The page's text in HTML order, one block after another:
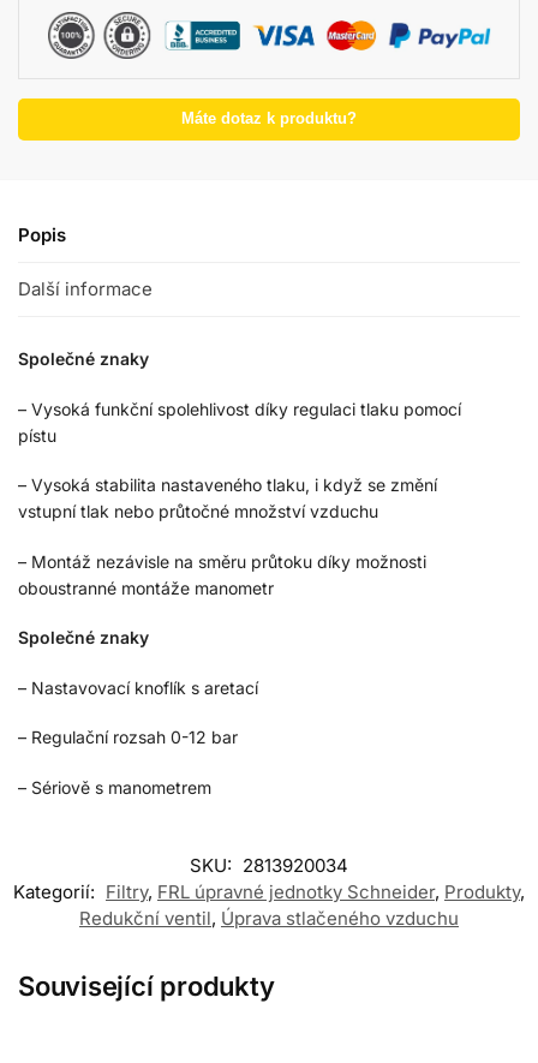
Máte dotaz k produktu?
Popis
Další informace
Společné znaky
– Vysoká funkční spolehlivost díky regulaci tlaku pomocí
pístu
– Vysoká stabilita nastaveného tlaku, i když se změní
vstupní tlak nebo průtočné množství vzduchu
– Montáž nezávisle na směru průtoku díky možnosti
oboustranné montáže manometr
Společné znaky
– Nastavovací knoflík s aretací
– Regulační rozsah 0-12 bar
– Sériově s manometrem
SKU: 2813920034
Kategorií: Filtry, FRL úpravné jednotky Schneider, Produkty,
Redukční ventil, Úprava stlačeného vzduchu
Související produkty